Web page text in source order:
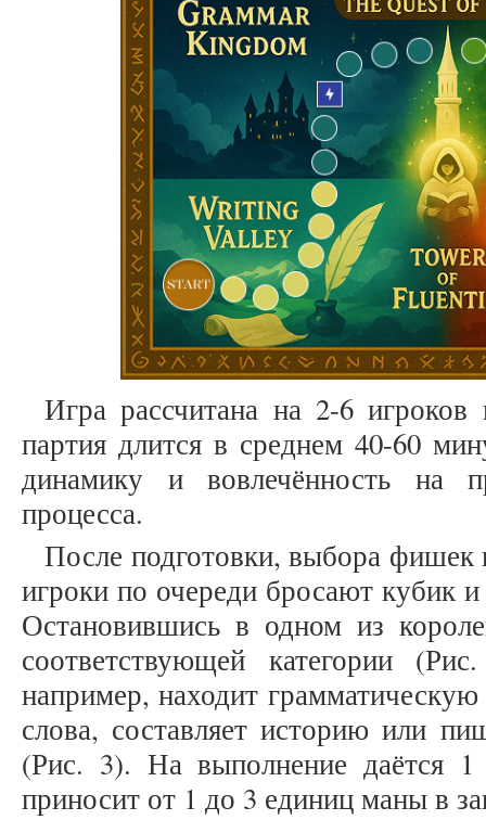
Игра рассчитана на 2-6
партия длится в среднем 40-60
динамику и вовлечённость на
процесса.
После подготовки, выбора фишек
игроки по очереди бросают кубик
Остановившись в одном из
соответствующей категории
например, находит
слова, составляет историю или
(Рис. 3). На выполнение даётся
приносит от 1 до 3 единиц маны в